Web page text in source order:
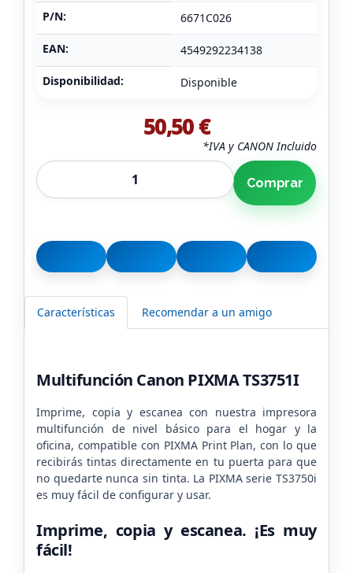
P/N: 6671C026
EAN: 4549292234138
Disponibilidad: Disponible
50,50 €
*IVA y CANON Incluido
Comprar
Características Recomendar a un amigo
Multifunción Canon PIXMA TS3751I
Imprime, copia y escanea con nuestra impresora
multifunción de nivel básico para el hogar y la
oficina, compatible con PIXMA Print Plan, con lo que
recibirás tintas directamente en tu puerta para que
no quedarte nunca sin tinta. La PIXMA serie TS3750i
es muy fácil de configurar y usar.
Imprime, copia y escanea. ¡Es muy
fácil!